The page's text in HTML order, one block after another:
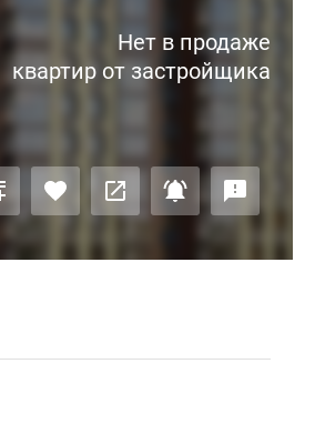
Нет в продаже
квартир от застройщика